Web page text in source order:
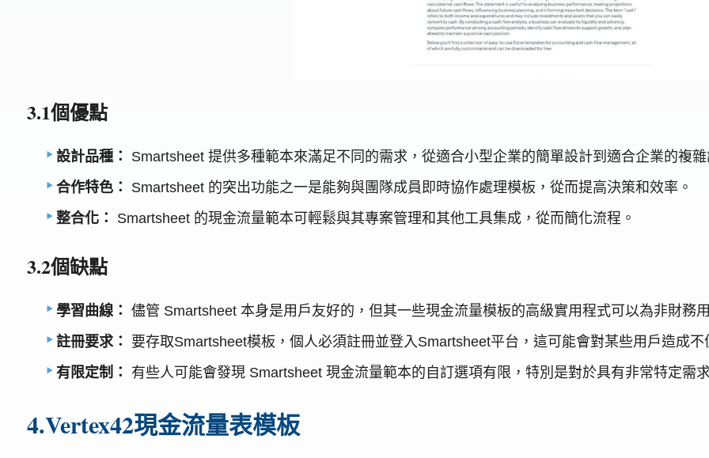
3.1個優點
設計品種：
Smartsheet 提供多種範本來滿足不同的需求，從適合小型企業的簡單設計到適合企業的複
合作特色：
Smartsheet 的突出功能之一是能夠與團隊成員即時協作處理模板，從而提高決策和效率。
整合化：
Smartsheet 的現金流量範本可輕鬆與其專案管理和其他工具集成，從而簡化流程。
3.2個缺點
學習曲線： 儘管 Smartsheet 本身是用戶友好的，但其一些現金流量模板的高級實用程式可以為非財務
註冊要求：
要存取Smartsheet模板，個人必須註冊並登入Smartsheet平台，這可能會對某些用戶造成不
有限定制：
有些人可能會發現 Smartsheet 現金流量範本的自訂選項有限，特別是對於具有非常特定需
4.Vertex42現金流量表模板